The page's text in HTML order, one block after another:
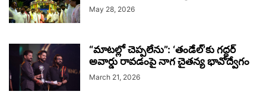
May 28, 2026
“మాటల్లో చెప్పలేను”: ‘తండేల్’కు గద్దర్
అవార్డు రావడంపై నాగ చైతన్య భావోద్వేగం
March 21, 2026